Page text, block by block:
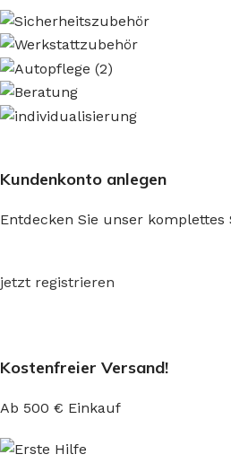
Kundenkonto anlegen
Entdecken Sie unser komplettes
jetzt registrieren
Kostenfreier Versand!
Ab 500 € Einkauf